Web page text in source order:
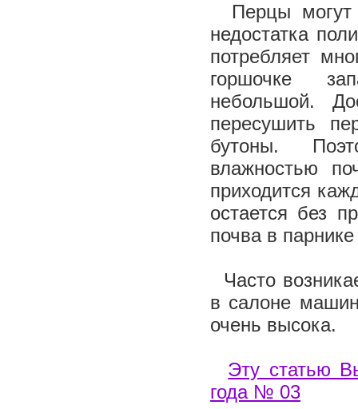
Перцы могут
недостатка
потребляет
горшочке
небольшой.
пересушить
бутоны.
влажностью
приходится
остается без
почва в
Часто
в салоне
очень высока.
Эту статью
года № 03